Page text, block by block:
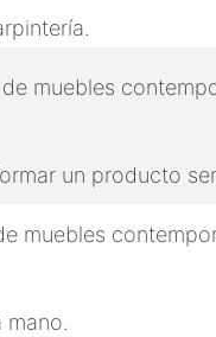
un producto
mano.